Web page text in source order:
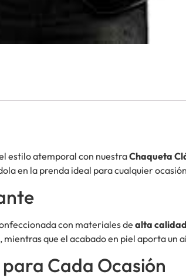
estilo atemporal con nuestraChaqueta
en la prenda ideal para cualquier
con materiales de alta calidad
mientras que el acabado en piel aporta un
Cada Ocasión